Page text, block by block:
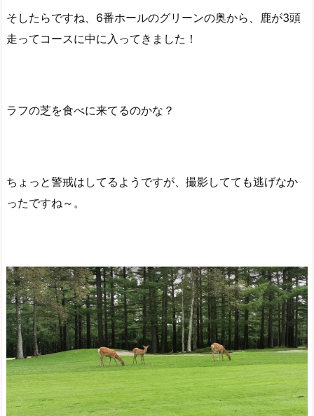
そしたらですね、6番ホールのグリーンの奥から、鹿が3頭
走ってコースに中に入ってきました！
ラフの芝を食べに来てるのかな？
ちょっと警戒はしてるようですが、撮影してても逃げなか
ったですね～。